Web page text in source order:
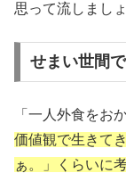
思って流しましょ
せまい世間
「一人外食をお
価値観で生きて
ぁ。」くらいに